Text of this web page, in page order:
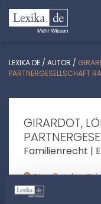
LEXIKA.DE / AUTOR /
PARTNERGESELLSCHAFT RA
GIRARDOT,
Familienrecht |
Straße des